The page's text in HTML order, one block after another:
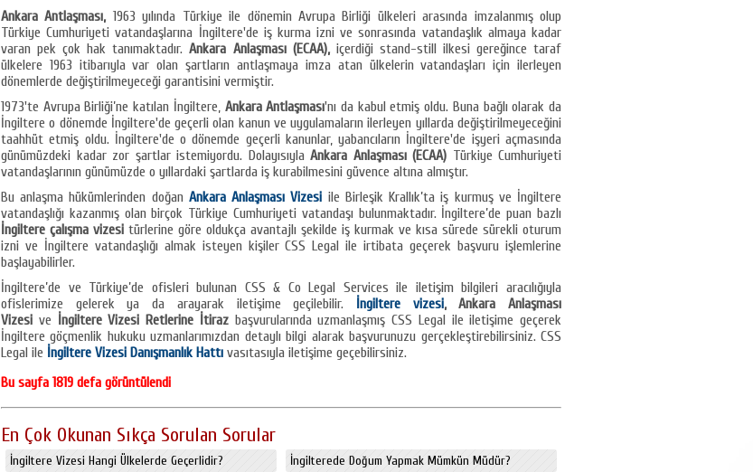
Ankara Antlaşması, 1963 yılında Türkiye ile dönemin Avrupa Birliği ülkeleri arasında imzalanmış olup
Türkiye Cumhuriyeti vatandaşlarına İngiltere'de iş kurma izni ve sonrasında vatandaşlık almaya kadar
varan pek çok hak tanımaktadır.Ankara Anlaşması (ECAA),içerdiği stand-still ilkesi gereğince taraf
ülkelere 1963 itibarıyla var olan şartların antlaşmaya imza atan ülkelerin vatandaşları için ilerleyen
dönemlerde değiştirilmeyeceği garantisini vermiştir.
1973'te Avrupa Birliği’ne katılan İngiltere, Ankara Antlaşması'nı da kabul etmiş oldu. Buna bağlı olarak da
İngiltere o dönemde İngiltere'de geçerli olan kanun ve uygulamaların ilerleyen yıllarda değiştirilmeyeceğini
taahhüt etmiş oldu. İngiltere'de o dönemde geçerli kanunlar, yabancıların İngiltere'de işyeri açmasında
günümüzdeki kadar zor şartlar istemiyordu. Dolayısıyla Ankara Anlaşması (ECAA) Türkiye Cumhuriyeti
vatandaşlarının günümüzde o yıllardaki şartlarda iş kurabilmesini güvence altına almıştır.
Bu anlaşma hükümlerinden doğan Ankara Anlaşması Vizesi ile Birleşik Krallık’ta iş kurmuş ve İngiltere
vatandaşlığı kazanmış olan birçok Türkiye Cumhuriyeti vatandaşı bulunmaktadır. İngiltere’de puan bazlı
İngiltere çalışma vizesi türlerine göre oldukça avantajlı şekilde iş kurmak ve kısa sürede sürekli oturum
izni ve İngiltere vatandaşlığı almak isteyen kişiler CSS Legal ile irtibata geçerek başvuru işlemlerine
başlayabilirler.
İngiltere’de ve Türkiye’de ofisleri bulunan CSS & Co Legal Services ile iletişim bilgileri aracılığıyla
ofislerimize gelerek ya da arayarak iletişime geçilebilir. İngiltere vizesi, Ankara Anlaşması
Vizesi ve İngiltere Vizesi Retlerine İtirazbaşvurularında uzmanlaşmış CSS Legal ile iletişime geçerek
İngiltere göçmenlik hukuku uzmanlarımızdan detaylı bilgi alarak başvurunuzu gerçekleştirebilirsiniz. CSS
Legal ile İngiltere Vizesi Danışmanlık Hattı vasıtasıyla iletişime geçebilirsiniz.
Bu sayfa 1819 defa görüntülendi
En Çok Okunan Sıkça Sorulan Sorular
İngiltere Vizesi Hangi Ülkelerde Geçerlidir? İngilterede Doğum Yapmak Mümkün Müdür?